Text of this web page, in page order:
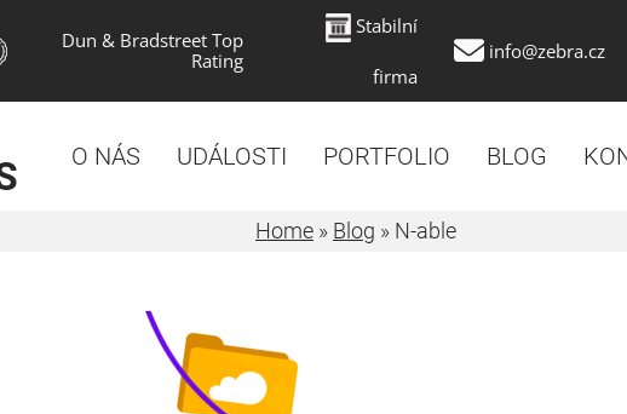
Dun & Bradstreet Top
Rating
Stabilní
firma
info@zebra.cz
O NÁS UDÁLOSTI PORTFOLIO BLOG
Home » Blog » N-able